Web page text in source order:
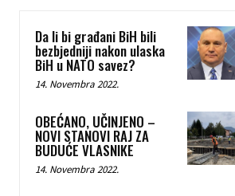
Da li bi građani BiH bili
bezbjedniji nakon ulaska
BiH u NATO savez?
14. Novembra 2022.
OBEĆANO, UČINJENO –
NOVI STANOVI RAJ ZA
BUDUĆE VLASNIKE
14. Novembra 2022.